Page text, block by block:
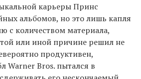
карьеры Принс
альбомов, но это лишь капля
с количеством материала,
или иной причине решил не
продуктивен,
Warner Bros. пытался в